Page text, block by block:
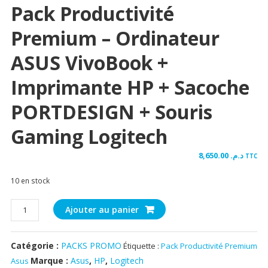
Pack Productivité
Premium – Ordinateur
ASUS VivoBook +
Imprimante HP + Sacoche
PORTDESIGN + Souris
Gaming Logitech
د.م. TTC
10 en stock
quantité
de
Pack
Productivité
Premium
Ajouter au panier
Catégorie : PACKS PROMO Étiquette : Pack Productivité Premium
Asus Marque : Asus, HP, Logitech